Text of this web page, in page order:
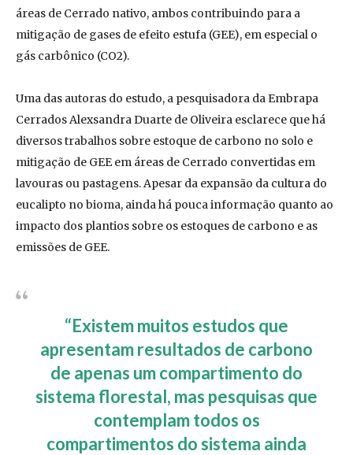
áreas de Cerrado nativo, ambos contribuindo para a
mitigação de gases de efeito estufa (GEE), em especial o
gás carbônico (CO2).
Uma das autoras do estudo, a pesquisadora da Embrapa
Cerrados Alexsandra Duarte de Oliveira esclarece que há
diversos trabalhos sobre estoque de carbono no solo e
mitigação de GEE em áreas de Cerrado convertidas em
lavouras ou pastagens. Apesar da expansão da cultura do
eucalipto no bioma, ainda há pouca informação quanto ao
impacto dos plantios sobre os estoques de carbono e as
emissões de GEE.
“Existem muitos estudos que
apresentam resultados de carbono
de apenas um compartimento do
sistema florestal, mas pesquisas que
contemplam todos os
compartimentos do sistema ainda